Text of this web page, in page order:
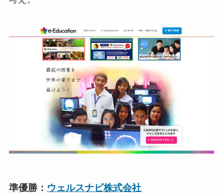
準優勝： ウェルスナビ株式会社